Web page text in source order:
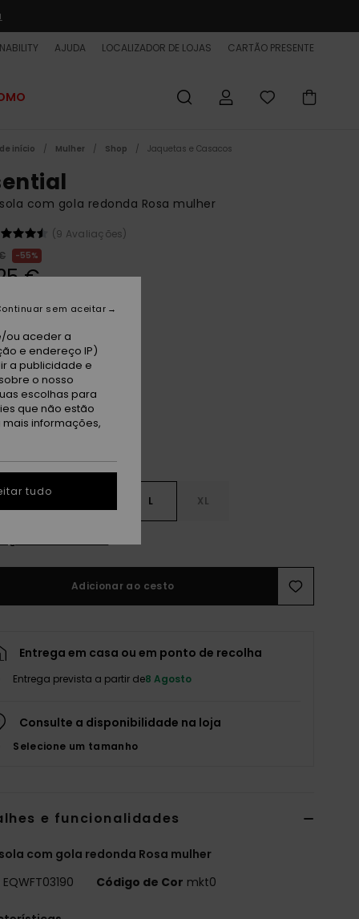
AJUDA LOCALIZADOR DE LOJAS CARTÃO PRESENTE
início Mulher Shop Jaquetas e Casacos
com gola redonda Rosa mulher
(9 Avaliações)
55%
€
Sand
L XL
Adicionar ao cesto
Entrega em casa ou em ponto de recolha
Entrega prevista a partir de8 Agosto
Consulte a disponibilidade na loja
Selecione um tamanho
e funcionalidades
com gola redonda Rosa mulher
EQWFT03190 Código de Cor mkt0
ou aceder a
e endereço IP)
a publicidade e
o nosso
escolhas para
que não estão
informações,
sem aceitar
tudo